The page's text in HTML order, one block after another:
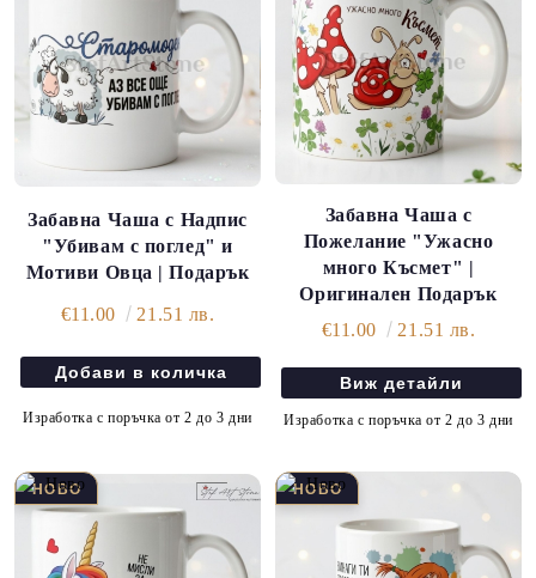
Забавна Чаша с Надпис
"Убивам с поглед" и
Мотиви Овца | Подарък
€11.00 21.51 лв.
Изработка с поръчка от 2 до 3 дни
Забавна Чаша с
Пожелание "Ужасно
много Късмет" |
Оригинален Подарък
€11.00
21.51 лв.
Виж детайли
Изработка с поръчка от 2 до 3 дни